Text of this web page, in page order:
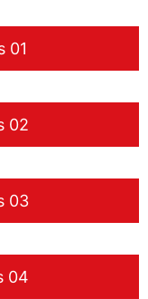
01
02
03
04